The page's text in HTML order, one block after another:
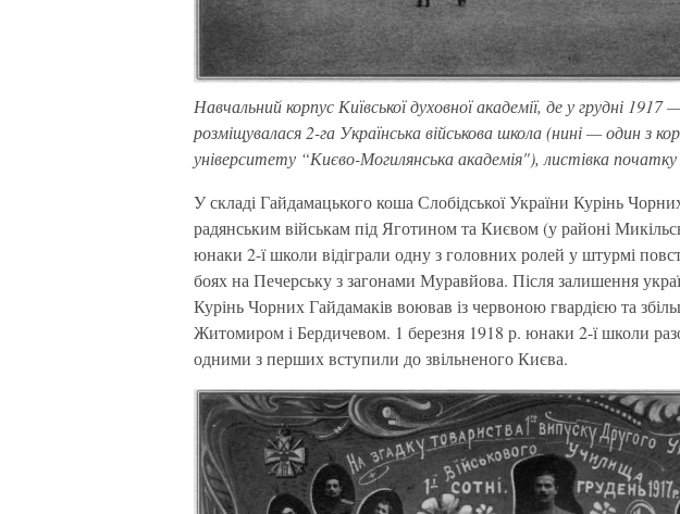
Навчальний корпус Київської духовної академії, де у грудні 1917
розміщувалася 2-га Українська військова школа (нині — один з
університету “Києво-Могилянська академія"), листівка
У складі Гайдамацького коша Слобідської України Курінь
радянським військам під Яготином та Києвом (у районі
юнаки 2-ї школи відіграли одну з головних ролей у штурмі
боях на Печерську з загонами Муравйова. Після залишення
Курінь Чорних Гайдамаків воював із червоною гвардією та
Житомиром і Бердичевом. 1 березня 1918 р. юнаки 2-ї школи
одними з перших вступили до звільненого Києва.